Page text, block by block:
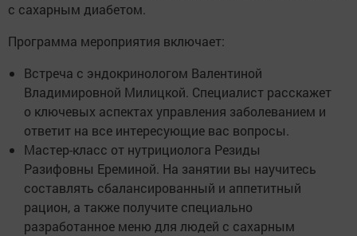
с сахарным диабетом.
Программа мероприятия включает:
Встреча с эндокринологом Валентиной
Владимировной Милицкой. Специалист расскажет
о ключевых аспектах управления заболеванием и
ответит на все интересующие вас вопросы.
Мастер-класс от нутрициолога Резиды
Разифовны Ереминой. На занятии вы научитесь
составлять сбалансированный и аппетитный
рацион, а также получите специально
разработанное меню для людей с сахарным